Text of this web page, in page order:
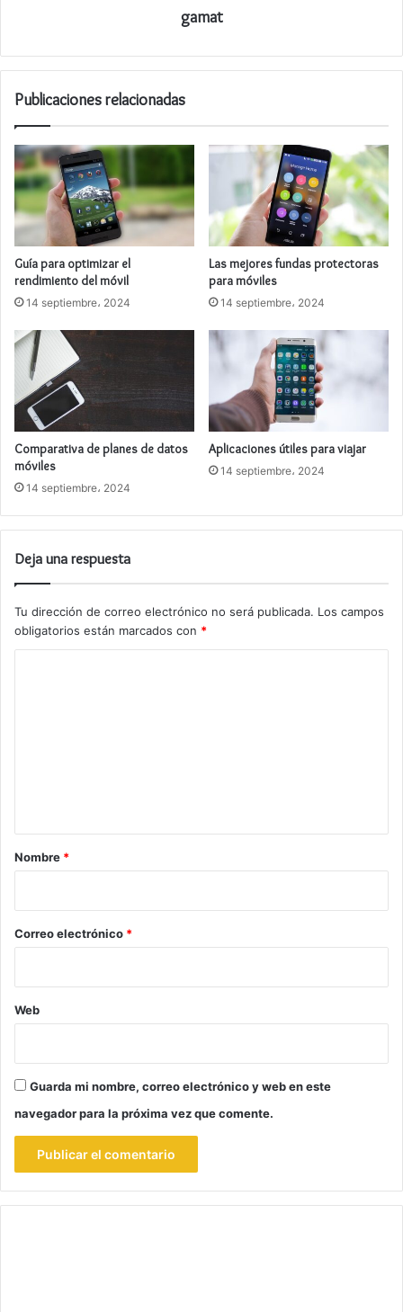
gamat
Publicaciones relacionadas
Guía para optimizar el
rendimiento del móvil
14 septiembre، 2024
Las mejores fundas protectoras
para móviles
14 septiembre، 2024
Comparativa de planes de datos
móviles
14 septiembre، 2024
Aplicaciones útiles para viajar
14 septiembre، 2024
Deja una respuesta
Tu dirección de correo electrónico no será publicada. Los campos
obligatorios están marcados con *
r
*
Nombre *
Correo electrónico *
Web
Guarda mi nombre, correo electrónico y web en este
navegador para la próxima vez que comente.